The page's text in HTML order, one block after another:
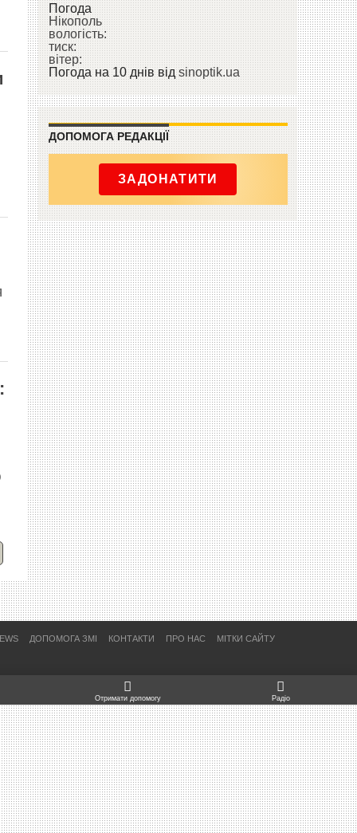
Погода
Нікополь
вологість:
тиск:
вітер:
Погода на 10 днів відsinoptik.ua
ДОПОМОГА РЕДАКЦІЇ
ЗАДОНАТИТИ
ДОПОМОГА ЗМІ КОНТАКТИ ПРО НАС МІТКИ САЙТУ
Отримати допомогу Радіо